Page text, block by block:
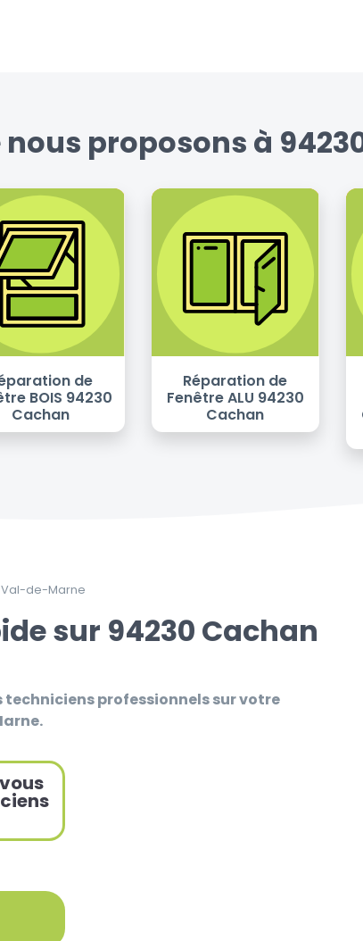
nous proposons à
de
BOIS 94230
Cachan
Réparation de
Fenêtre ALU 94230
Cachan
Val-de-Marne
sur 94230 Cachan
techniciens professionnels sur votre